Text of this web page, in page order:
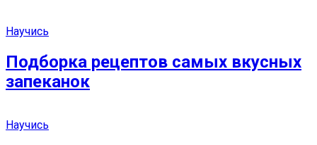
Научись
Подборка рецептов самых вкусных
запеканок
Научись